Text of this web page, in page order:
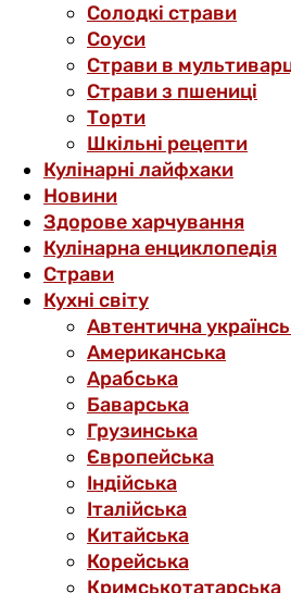
Солодкі страви
Соуси
Страви в
Страви з пшениці
Торти
Шкільні рецепти
Кулінарні лайфхаки
Новини
Здорове харчування
Кулінарна енциклопедія
Страви
Кухні світу
Автентична
Американська
Арабська
Баварська
Грузинська
Європейська
Індійська
Італійська
Китайська
Корейська
Кримськотатарська